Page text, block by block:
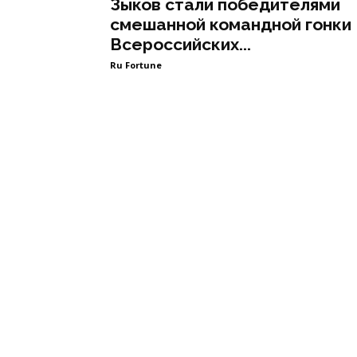
Зыков стали победителями
смешанной командной гонки
Всероссийских...
Ru Fortune